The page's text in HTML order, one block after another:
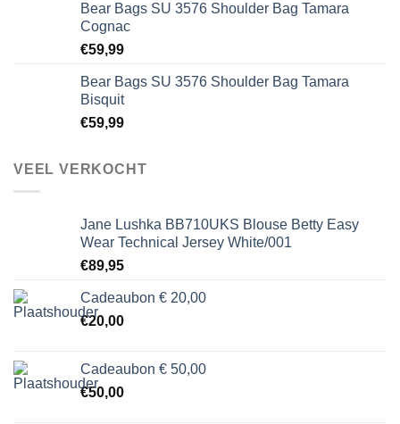
Bear Bags SU 3576 Shoulder Bag Tamara
Cognac
€59,99
Bear Bags SU 3576 Shoulder Bag Tamara
Bisquit
€59,99
VEEL VERKOCHT
Jane Lushka BB710UKS Blouse Betty Easy
Wear Technical Jersey White/001
€89,95
Cadeaubon € 20,00
€20,00
Cadeaubon € 50,00
€50,00